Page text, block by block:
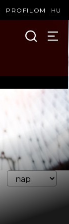
PROFILOM HU